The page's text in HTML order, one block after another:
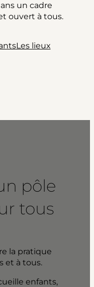
un cadre
ouvert à tous.
Les lieux
pôle
tous
la pratique
et à tous.
enfants,